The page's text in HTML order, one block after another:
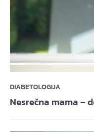
DIABETOLOGIJA
Nesrečna mama –